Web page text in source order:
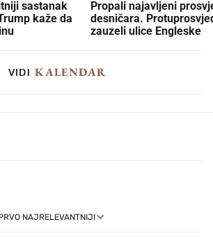
sastanak
kaže da
Propali najavljeni
desničara.
zauzeli ulice Engleske
VIDI KALENDAR